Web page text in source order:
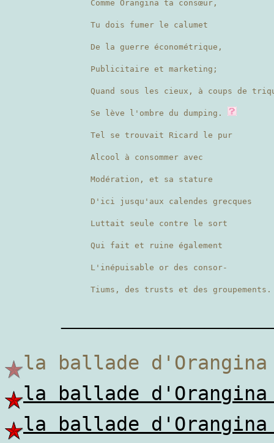
Comme Orangina ta consœur,
Tu dois fumer le calumet
De la guerre économétrique,
Publicitaire et marketing;
Quand sous les cieux, à coups de
Se lève l'ombre du dumping.
Tel se trouvait Ricard le pur
Alcool à consommer avec
Modération, et sa stature
D'ici jusqu'aux calendes grecques
Luttait seule contre le sort
Qui fait et ruine également
L'inépuisable or des consor-
Tiums, des trusts et des groupements.
la ballade
la ballade
la ballade